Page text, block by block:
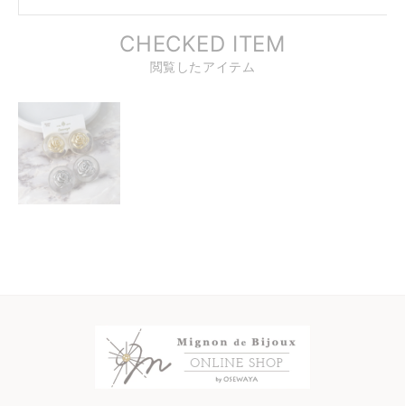
CHECKED ITEM
閲覧したアイテム